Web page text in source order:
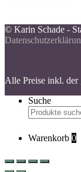
© Karin Schade -
Alle Preise inkl. der
Suche
Suchen
nach:
Warenkorb 0
Scroll
Up